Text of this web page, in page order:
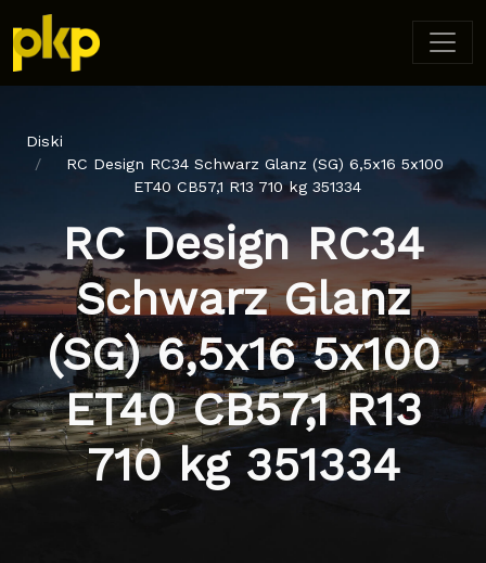
Diski
RC Design RC34 Schwarz Glanz (SG) 6,5x16 5x100
ET40 CB57,1 R13 710 kg 351334
RC Design RC34
Schwarz Glanz
(SG) 6,5x16 5x100
ET40 CB57,1 R13
710 kg 351334